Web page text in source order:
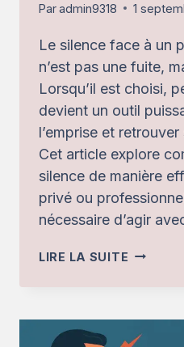
Paradmin9318 1
Le silence face à un
n’est pas une fuite,
Lorsqu’il est choisi,
devient un outil
l’emprise et
Cet article explore
silence de manière
privé ou
nécessaire d’agir
LIRE LA SUITE LE
À
LA